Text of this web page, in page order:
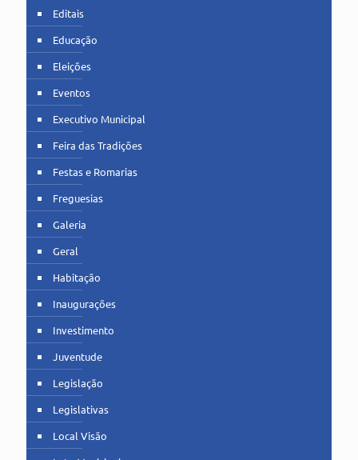
Editais
Educação
Eleições
Eventos
Executivo Municipal
Feira das Tradições
Festas e Romarias
Freguesias
Galeria
Geral
Habitação
Inaugurações
Investimento
Juventude
Legislação
Legislativas
Local Visão